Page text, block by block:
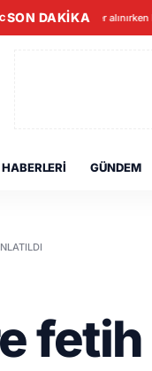
SON DAKİKAVeriler
GÜNDEM